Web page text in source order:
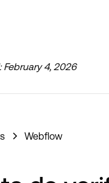
February 4, 2026
Webflow